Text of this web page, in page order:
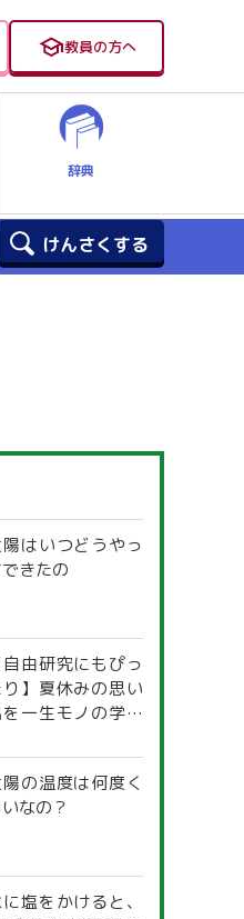
教員の方へ
辞典
はいつどうやっ
きたの
自由研究にもぴっ
り】夏休みの思い
一生モノの学び
ガイド
の温度は何度く
なの？
塩をかけると、